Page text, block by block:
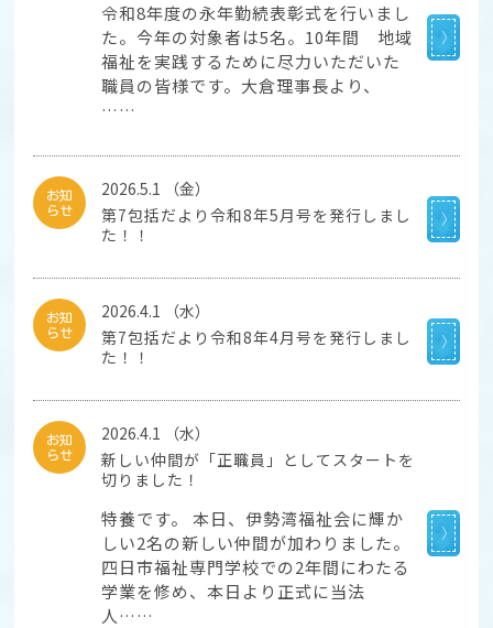
令和8年度の永年勤続表彰式を行いまし
た。今年の対象者は5名。10年間 地域
福祉を実践するために尽力いただいた
職員の皆様です。大倉理事長より、
……
お知
らせ
2026.5.1 （金）
第7包括だより令和8年5月号を発行しまし
た！！
お知
らせ
2026.4.1 （水）
第7包括だより令和8年4月号を発行しまし
た！！
お知
らせ
2026.4.1 （水）
新しい仲間が「正職員」としてスタートを
切りました！
特養です。 本日、伊勢湾福祉会に輝か
しい2名の新しい仲間が加わりました。
四日市福祉専門学校での2年間にわたる
学業を修め、本日より正式に当法
人……